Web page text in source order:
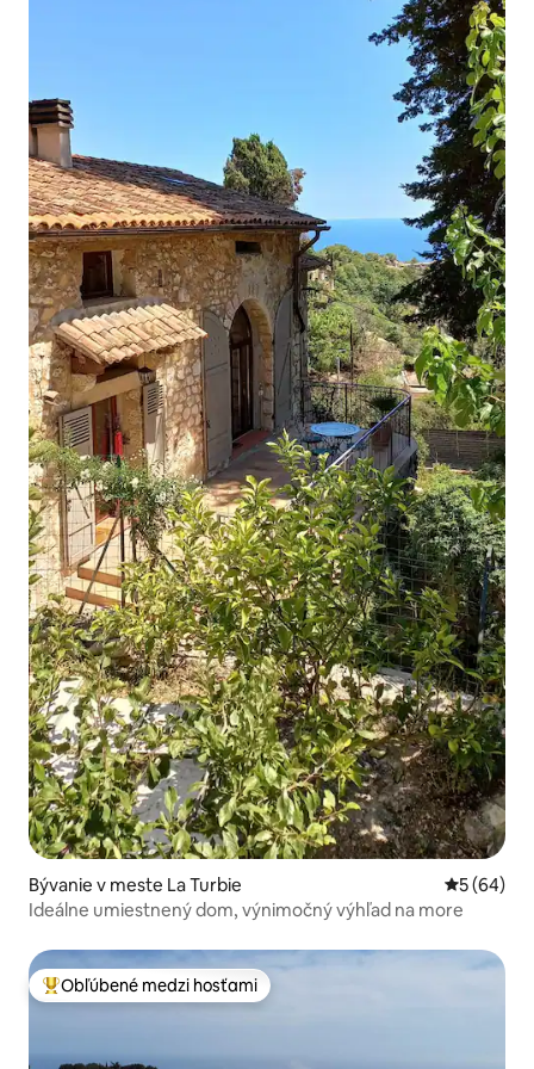
Bývanie v meste La Turbie
5 (64)
Ideálne umiestnený dom, výnimočný výhľad na more
Najobľúbenejšie medzi hosťami
Obľúbené medzi hosťami